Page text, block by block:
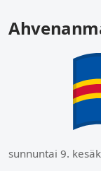
sunnuntai 9.